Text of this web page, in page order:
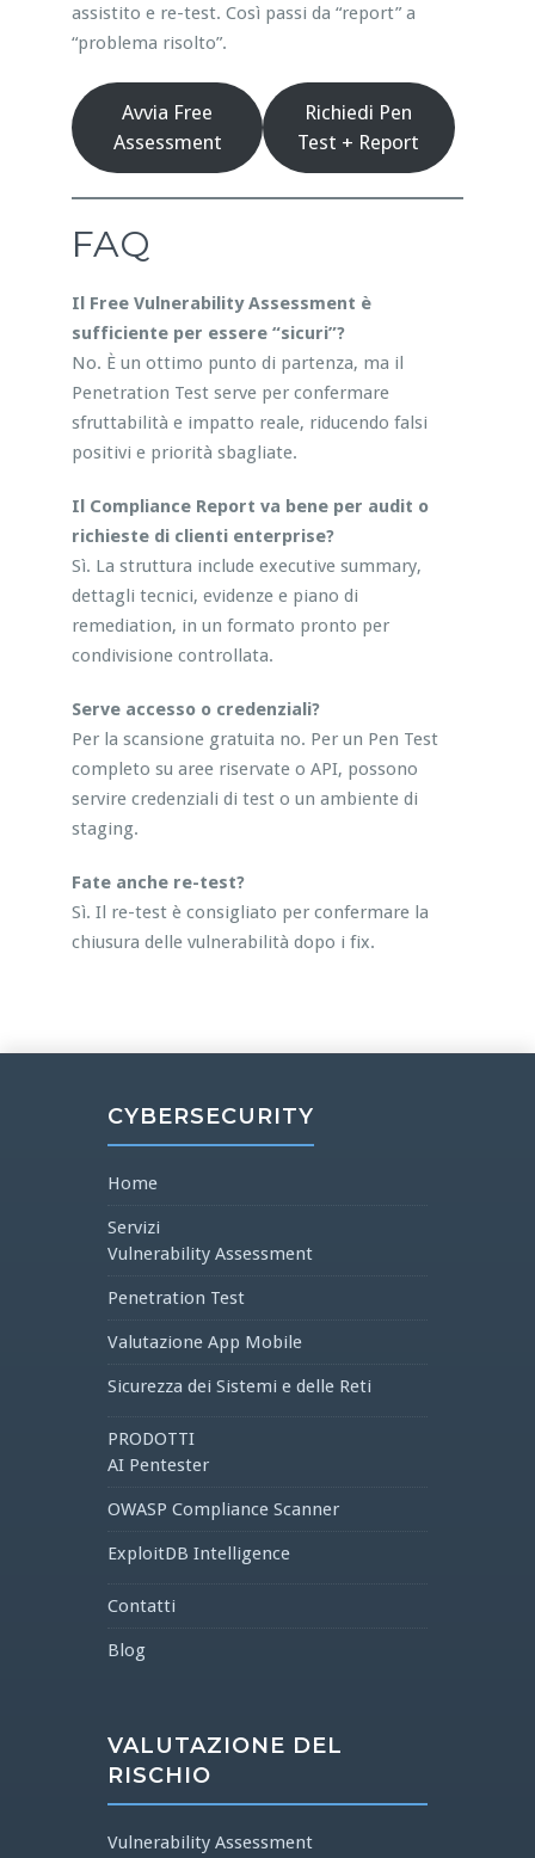
assistito e re-test. Così passi da “report” a
“problema risolto”.
Avvia Free
Assessment
Richiedi Pen
Test + Report
FAQ
Il Free Vulnerability Assessment è
sufficiente per essere “sicuri”?
No. È un ottimo punto di partenza, ma il
Penetration Test serve per confermare
sfruttabilità e impatto reale, riducendo falsi
positivi e priorità sbagliate.
Il Compliance Report va bene per audit o
richieste di clienti enterprise?
Sì. La struttura include executive summary,
dettagli tecnici, evidenze e piano di
remediation, in un formato pronto per
condivisione controllata.
Serve accesso o credenziali?
Per la scansione gratuita no. Per un Pen Test
completo su aree riservate o API, possono
servire credenziali di test o un ambiente di
staging.
Fate anche re-test?
Sì. Il re-test è consigliato per confermare la
chiusura delle vulnerabilità dopo i fix.
CYBERSECURITY
Home
Servizi
Vulnerability Assessment
Penetration Test
Valutazione App Mobile
Sicurezza dei Sistemi e delle Reti
PRODOTTI
AI Pentester
OWASP Compliance Scanner
ExploitDB Intelligence
Contatti
Blog
VALUTAZIONE DEL
RISCHIO
Vulnerability Assessment